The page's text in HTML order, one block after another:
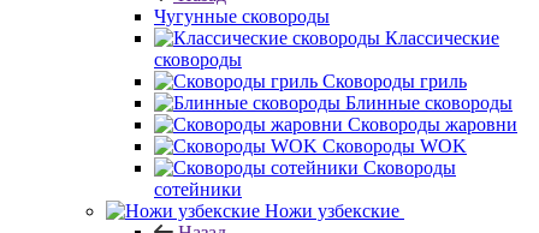
Чугунные сковороды
Классические
сковороды
Сковороды гриль
Блинные сковороды
Сковороды жаровни
Сковороды WOK
Сковороды
сотейники
Ножи узбекские